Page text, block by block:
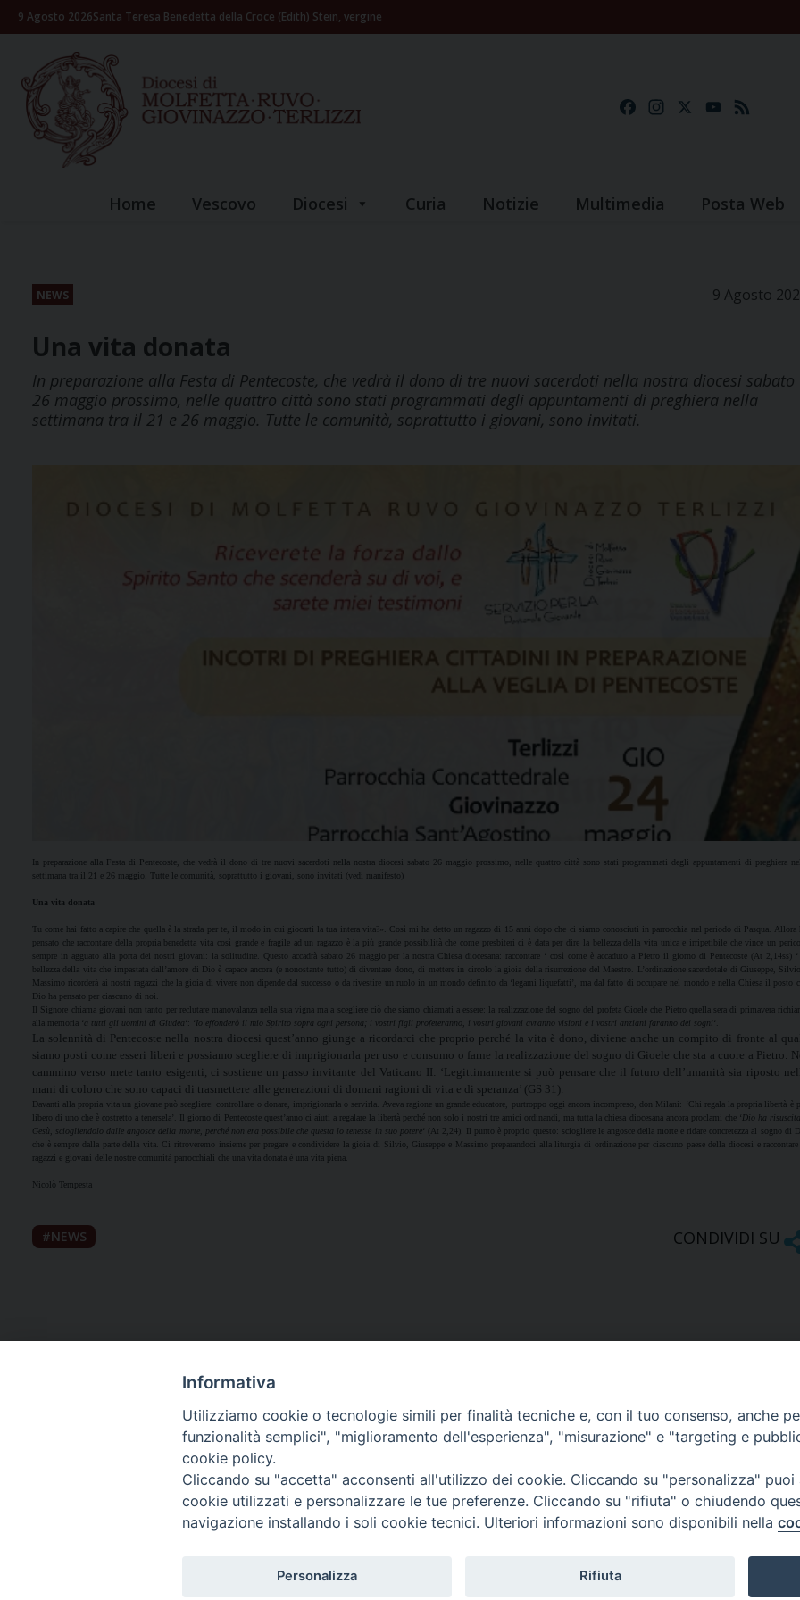
Skip9 Agosto 2026Santa Teresa Benedetta della Croce (Edith) Stein, vergine
FacebookInstagramYouTube
Home Vescovo Diocesi Curia Notizie Multimedia Posta Web
NEWS 9 Agosto
Una vita donata
In preparazione alla Festa di Pentecoste, che vedrà il dono di tre nuovi sacerdoti nella nostra diocesi sabato
26 maggio prossimo, nelle quattro città sono stati programmati degli appuntamenti di preghiera nella
settimana tra il 21 e 26 maggio. Tutte le comunità, soprattutto i giovani, sono invitati.
In preparazione alla Festa di Pentecoste, che vedrà il dono di tre nuovi sacerdoti nella nostra diocesi sabato 26 maggio prossimo, nelle quattro città sono stati programmati degli appuntamenti di preghiera
settimana tra il 21 e 26 maggio. Tutte le comunità, soprattutto i giovani, sono invitati (vedi manifesto)
Una vita donata
Tu come hai fatto a capire che quella è la strada per te, il modo in cui giocarti la tua intera vita?». Così mi ha detto un ragazzo di 15 anni dopo che ci siamo conosciuti in parrocchia nel periodo di Pasqua. Allora
pensato che raccontare della propria benedetta vita così grande e fragile ad un ragazzo è la più grande possibilità che come presbiteri ci è data per dire la bellezza della vita unica e irripetibile che vince un
sempre in agguato alla porta dei nostri giovani: la solitudine. Questo accadrà sabato 26 maggio per la nostra Chiesa diocesana: raccontare ‘ così come è accaduto a Pietro il giorno di Pentecoste (At 2,14ss)
bellezza della vita che impastata dall’amore di Dio è capace ancora (e nonostante tutto) di diventare dono, di mettere in circolo la gioia della risurrezione del Maestro. L’ordinazione sacerdotale di Giuseppe,
Massimo ricorderà ai nostri ragazzi che la gioia di vivere non dipende dal successo o da rivestire un ruolo in un mondo definito da ‘legami liquefatti’, ma dal fatto di occupare nel mondo e nella Chiesa il posto
Dio ha pensato per ciascuno di noi.
Il Signore chiama giovani non tanto per reclutare manovalanza nella sua vigna ma a scegliere ciò che siamo chiamati a essere: la realizzazione del sogno del profeta Gioele che Pietro quella sera di primavera
alla memoria ‘a tutti gli uomini di Giudea‘: ‘ Io effonderò il mio Spirito sopra ogni persona; i vostri figli profeteranno, i vostri giovani avranno visioni e i vostri anziani faranno dei sogni‘.
La solennità di Pentecoste nella nostra diocesi quest’anno giunge a ricordarci che proprio perché la vita è dono, diviene anche un compito di fronte al
siamo posti come esseri liberi e possiamo scegliere di imprigionarla per uso e consumo o farne la realizzazione del sogno di Gioele che sta a cuore a Pietro.
cammino verso mete tanto esigenti, ci sostiene un passo invitante del Vaticano II: ‘Legittimamente si può pensare che il futuro dell’umanità sia riposto
mani di coloro che sono capaci di trasmettere alle generazioni di domani ragioni di vita e di speranza’ (GS 31).
Davanti alla propria vita un giovane può scegliere: controllare o donare, imprigionarla o servirla. Aveva ragione un grande educatore, purtroppo oggi ancora incompreso, don Milani: ‘Chi regala la propria libertà è
libero di uno che è costretto a tenersela’. Il giorno di Pentecoste quest’anno ci aiuti a regalare la libertà perché non solo i nostri tre amici ordinandi, ma tutta la chiesa diocesana ancora proclami che ‘ Dio ha
Gesù, sciogliendolo dalle angosce della morte, perché non era possibile che questa lo tenesse in suo potere‘ (At 2,24). Il punto è proprio questo: sciogliere le angosce della morte e ridare concretezza al sogno di
che è sempre dalla parte della vita. Ci ritroveremo insieme per pregare e condividere la gioia di Silvio, Giuseppe e Massimo preparandoci alla liturgia di ordinazione per ciascuno paese della diocesi e raccontare
ragazzi e giovani delle nostre comunità parrocchiali che una vita donata è una vita piena.
Nicolò Tempesta
NEWS CONDIVIDI SU
Piazza Giovene 4 – 70056 Molfetta (BA)
Ufficio Comunicazioni sociali
Piazza Giovene 4 – 70056 Molfetta (BA)
comunicazionisociali@diocesimolfetta.it
Informativa
Utilizziamo cookie o tecnologie simili per finalità tecniche e, con il tuo consenso, anche
funzionalità semplici", "miglioramento dell'esperienza", "misurazione" e "targeting e
cookie policy.
Cliccando su "accetta" acconsenti all'utilizzo dei cookie. Cliccando su "personalizza"
cookie utilizzati e personalizzare le tue preferenze. Cliccando su "rifiuta" o chiudendo
navigazione installando i soli cookie tecnici. Ulteriori informazioni sono disponibili nella
Personalizza Rifiuta